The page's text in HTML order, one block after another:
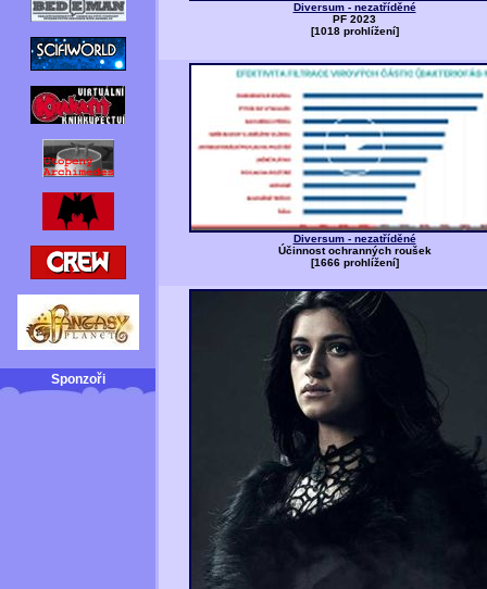
Sponzoři
Diversum - nezatříděné
PF 2023
[1018 prohlížení]
Diversum - nezatříděné
Účinnost ochranných roušek
[1666 prohlížení]